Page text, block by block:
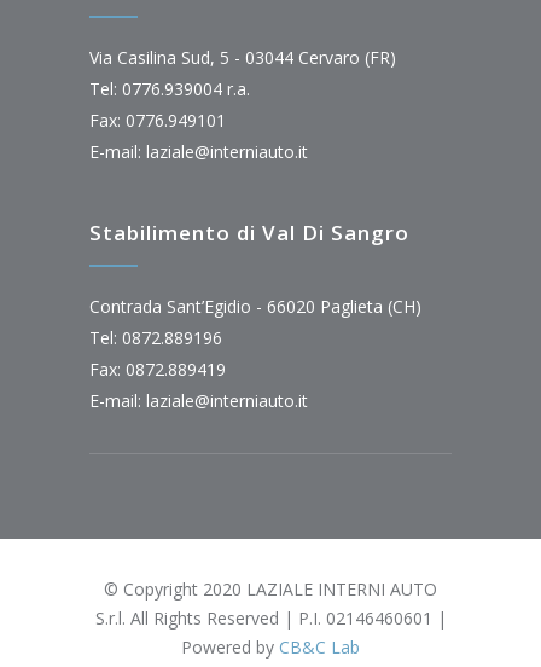
Via Casilina Sud, 5 - 03044 Cervaro (FR)
Tel: 0776.939004 r.a.
Fax: 0776.949101
E-mail: laziale@interniauto.it
Stabilimento di Val Di Sangro
Contrada Sant’Egidio - 66020 Paglieta (CH)
Tel: 0872.889196
Fax: 0872.889419
E-mail: laziale@interniauto.it
© Copyright 2020 LAZIALE INTERNI AUTO
S.r.l. All Rights Reserved | P.I. 02146460601 |
Powered by CB&C Lab